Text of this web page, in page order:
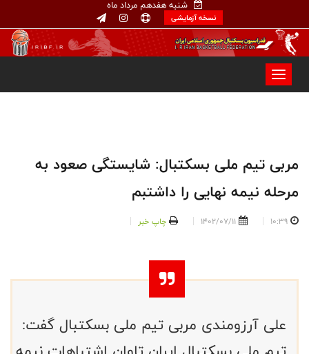
شنبه هفدهم مرداد ماه
نسخه آزمایشی
مربی تیم ملی بسکتبال: شایستگی صعود به
مرحله نیمه نهایی را داشتبم
10:39
1402/07/11 چاپ خبر
علی آرزومندی مربی تیم ملی بسکتبال گفت: